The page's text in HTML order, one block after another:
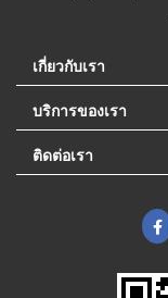
เกี่ยวกับเรา
บริการของเรา
ติดต่อเรา